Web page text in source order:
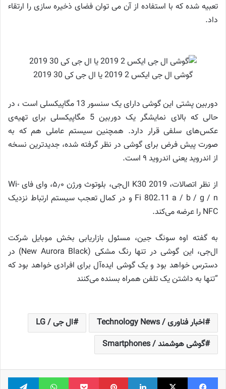
تعبیه شده که با استفاده از آن می توان فضای ذخیره سازی را ارتقاء
داد.
گوشی ال‌ جی ایکس 2 2019 یا ال جی کی 30 2019
دوربین پشتی این گوشی دارای یک سنسور 13 مگاپیکسلی است ، در
حالی که بالای نمایشگر یک دوربین 5 مگاپیکسلی برای تهیه‌ی
عکس‌های سلفی قرار دارد. همچنین سیستم عاملی هم که به
صورت پیش فرض برای گوشی در نظر گرفته شده، جدیدترین نسخه
از اندروید یعنی اندروید ۹ است.
از نظر اتصالات، K30 2019 ال‌جی، بلوتوث ورژن ۵٫۰، وای فای Wi-
Fi 802.11 a / b / g / n و در کمال تعجب سیستم ارتباط نزدیک
NFC را عرضه می‌کند.
به گفته اوه سونگ جین، مسئول بازاریابی بخش موبایل شرکت
ال‌جی، این گوشی در تنها رنگ مشکی (New Aurora Black) در
دسترس خواهد بود و یک گوشی ایده‌آل برای افرادی خواهد بود که
“تنها به داشتن یک تلفن همراه بسنده می‌کنند
اخبار فناوری / Technology News
ال جی / LG
گوشی هوشمند / Smartphones
فیس بوک X لینکدین ‫پین‌ترست پاکت واتس آپ